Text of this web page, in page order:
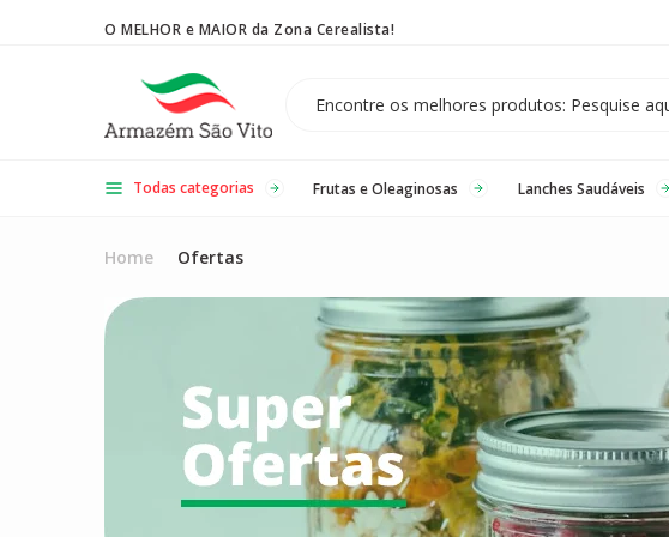
O MELHOR e MAIOR da Zona Cerealista!
Todas categorias Frutas e Oleaginosas Lanches Saudáveis
Home Ofertas